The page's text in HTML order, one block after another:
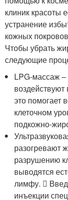
клиник красоты
устранение
кожных
Чтобы убрать
следующие
LPG-массаж
это помогает
клеточном
подкожно-
разогревают
разрушению
выводятся
лимфу. 
инъекции